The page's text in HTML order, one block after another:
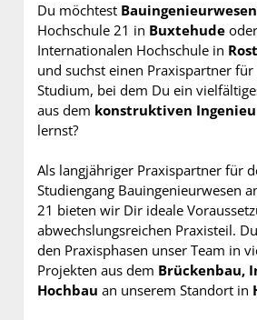
Du möchtest Bauingenieurwesen
Hochschule 21 in Buxtehude
Internationalen Hochschule in
und suchst einen Praxispartner
Studium, bei dem Du ein
aus dem konstruktiven
lernst?
Als langjähriger Praxispartner für
Studiengang Bauingenieurwesen
21 bieten wir Dir ideale
abwechslungsreichen Praxisteil.
den Praxisphasen unser Team in
Projekten aus dem Brückenbau,
Hochbau an unserem Standort in